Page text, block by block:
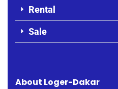
Rental
Sale
About Loger-Dakar